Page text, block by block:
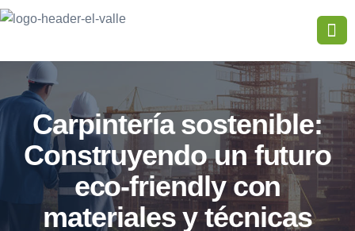
Carpintería sostenible:
Construyendo un futuro
eco-friendly con
materiales y técnicas